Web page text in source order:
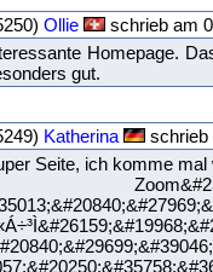
Ollie
schrieb am
Homepage.
gut.
Katherina
schrieb
Seite, ich komme mal